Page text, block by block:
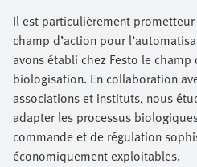
Il est particulièrement
champ d’action pour
avons établi chez Festo le champ
biologisation. En collaboration
associations et instituts, nous
adapter les processus
commande et de régulation
économiquement exploitables.